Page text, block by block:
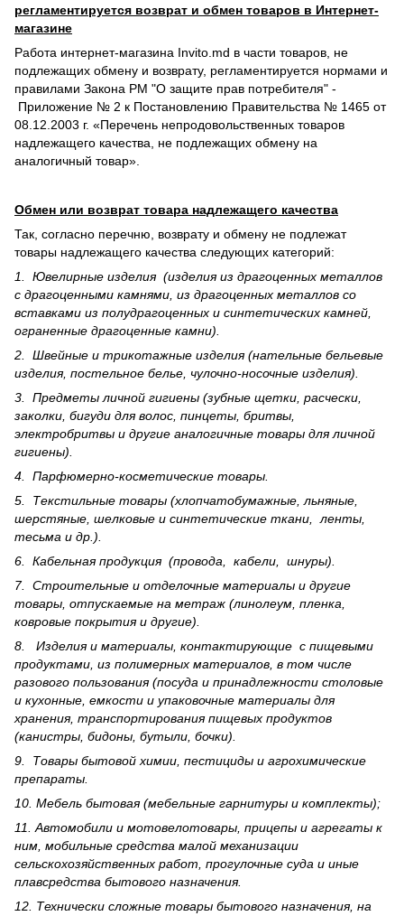
регламентируется возврат и обмен товаров в Интернет-
магазине
Работа интернет-магазина Invito.md в части товаров, не
подлежащих обмену и возврату, регламентируется нормами и
правилами Закона РМ "О защите прав потребителя" -
Приложение № 2 к Постановлению Правительства № 1465 от
08.12.2003 г. «Перечень непродовольственных товаров
надлежащего качества, не подлежащих обмену на
аналогичный товар».
Обмен или возврат товара надлежащего качества
Так, согласно перечню, возврату и обмену не подлежат
товары надлежащего качества следующих категорий:
1. Ювелирные изделия (изделия из драгоценных металлов
с драгоценными камнями, из драгоценных металлов со
вставками из полудрагоценных и синте­тических камней,
ограненные драгоценные камни).
2. Швейные и трикотажные изделия (нательные бельевые
изделия, постельное белье, чулочно-носочные изделия).
3. Предметы личной гигиены (зубные щетки, расчески,
заколки, бигуди для волос, пинцеты, бритвы,
электробритвы и другие аналогичные товары для личной
гигиены).
4. Парфюмерно-косметические товары.
5. Текстильные товары (хлопчатобумажные, льняные,
шерс­тя­ные, шелковые и синтетические ткани, ленты,
тесьма и др.).
6. Кабельная продукция (провода, кабели, шнуры).
7. Строительные и отделочные материалы и другие
товары, отпускаемые на метраж (линолеум, пленка,
ковровые покрытия и другие).
8. Изделия и материалы, контактирующие с пищевыми
продуктами, из полимерных материалов, в том числе
разового пользования (посуда и принадлежности столовые
и кухонные, емкости и упаковочные материалы для
хранения, транспортирования пищевых продуктов
(канистры, бидоны, бутыли, бочки).
9. Товары бытовой химии, пестициды и агрохи­мические
препараты.
10. Мебель бытовая (мебельные гарнитуры и комплекты);
11. Автомобили и мотовелотовары, прицепы и агрегаты к
ним, мобильные средства малой механизации
сельскохозяйственных работ, прогулочные суда и иные
плавсредства бытового назначения.
12. Технически сложные товары бытового назна­чения, на